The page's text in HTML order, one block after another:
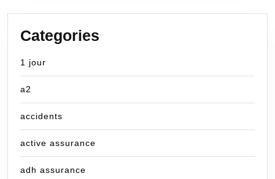
Categories
1 jour
a2
accidents
active assurance
adh assurance